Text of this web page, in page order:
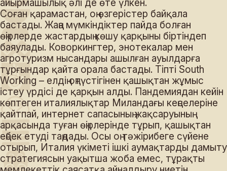
айырмашылық әлі де өте үлкен.
Соған қарамастан, оң өзгерістер байқала
бастады. Жаңа мүмкіндіктер пайда болған
өңірлерде жастардың көшу қарқыны біртіндеп
баяулады. Коворкингтер, энотекалар мен
агротуризм нысандары ашылған ауылдарға
тұрғындар қайта орала бастады. Тіпті South
Working – елдің оңтүстігінен қашықтан жұмыс
істеу үрдісі де қарқын алды. Пандемиядан кейін
көптеген италиялықтар Миландағы кеңселеріне
қайтпай, интернет сапасының жақсаруының
арқасында туған өңірлерінде тұрып, қашықтан
еңбек етуді таңдады. Осы оң тәжірибеге сүйене
отырып, Италия үкіметі ішкі аумақтарды дамыту
стратегиясын уақытша жоба емес, тұрақты